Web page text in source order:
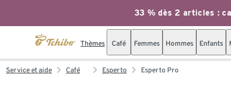
33 % dès 2 articles :
Thèmes Café Femmes Hommes Enfants
Service et aide Café Esperto Esperto Pro